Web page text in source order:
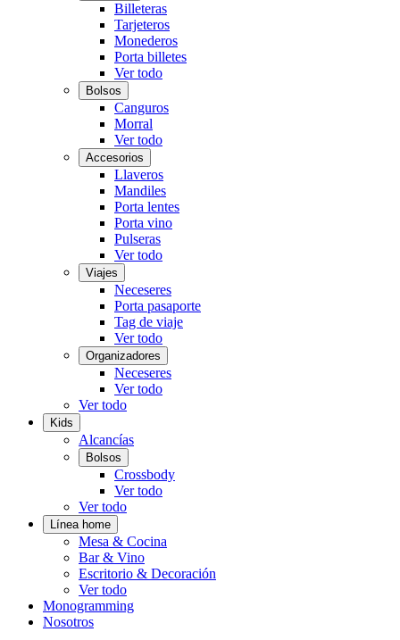
Billeteras
Tarjeteros
Monederos
Porta billetes
Ver todo
Bolsos
Canguros
Morral
Ver todo
Accesorios
Llaveros
Mandiles
Porta lentes
Porta vino
Pulseras
Ver todo
Viajes
Neceseres
Porta pasaporte
Tag de viaje
Ver todo
Organizadores
Neceseres
Ver todo
Ver todo
Kids
Alcancías
Bolsos
Crossbody
Ver todo
Ver todo
Línea home
Mesa & Cocina
Bar & Vino
Escritorio & Decoración
Ver todo
Monogramming
Nosotros